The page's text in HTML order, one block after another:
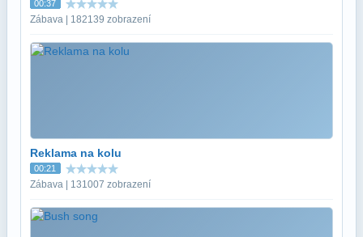
00:37
Zábava | 182139 zobrazení
Reklama na kolu
00:21
Zábava | 131007 zobrazení